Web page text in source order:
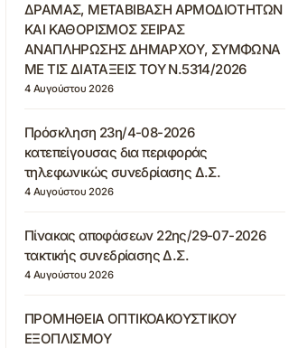
ΔΡΑΜΑΣ, ΜΕΤΑΒΙΒΑΣΗ ΑΡΜΟΔΙΟΤΗΤΩΝ
ΚΑΙ ΚΑΘΟΡΙΣΜΟΣ ΣΕΙΡΑΣ
ΑΝΑΠΛΗΡΩΣΗΣ ΔΗΜΑΡΧΟΥ, ΣΥΜΦΩΝΑ
ΜΕ ΤΙΣ ΔΙΑΤΑΞΕΙΣ ΤΟΥ Ν.5314/2026
4 Αυγούστου 2026
Πρόσκληση 23η/4-08-2026
κατεπείγουσας δια περιφοράς
τηλεφωνικώς συνεδρίασης Δ.Σ.
4 Αυγούστου 2026
Πίνακας αποφάσεων 22ης/29-07-2026
τακτικής συνεδρίασης Δ.Σ.
4 Αυγούστου 2026
ΠΡΟΜΗΘΕΙΑ ΟΠΤΙΚΟΑΚΟΥΣΤΙΚΟΥ
ΕΞΟΠΛΙΣΜΟΥ